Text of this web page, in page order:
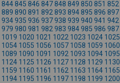
844845 846 847848 849 850 851 852
889 890 891 892 893 894895 896 897
934935 936 937938 939 940 941 942
979 980 981 982 983 984985 986 987
1019 1020 1021 1022 1023 1024 1025
1054 1055 1056 1057 1058 1059 1060
1089 1090 1091 1092 1093 1094 1095
1124 1125 1126 1127 1128 1129 1130
1159 1160 1161 1162 1163 1164 1165
1194 1195 1196 1197 1198 1199 1200